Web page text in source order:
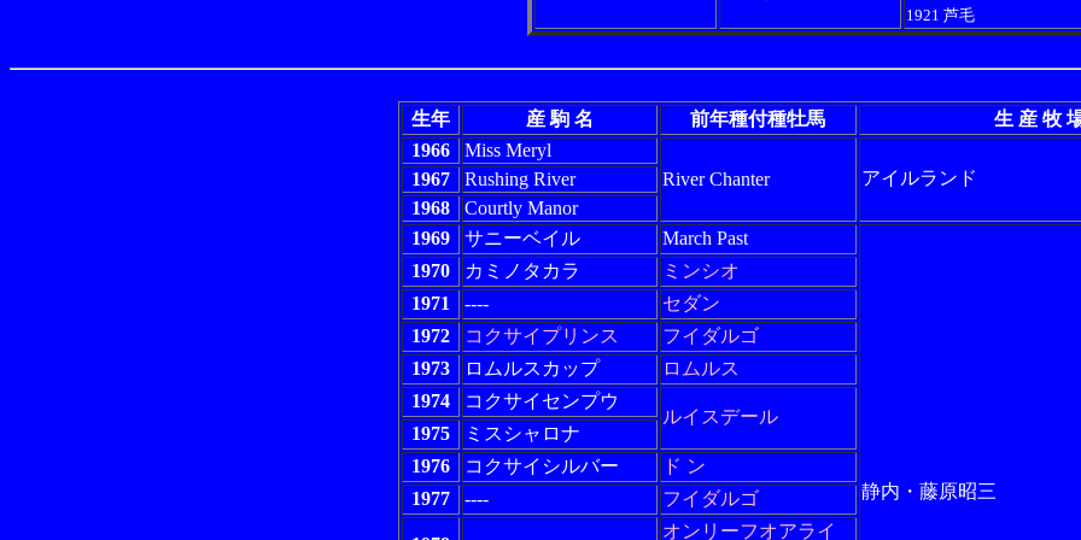
1921 芦毛
生年 産 駒 名 前年種付種牡馬
生 産 牧
1966
Miss Meryl
River Chanter
アイルランド
1967
Rushing River
1968
Courtly Manor
1969
サニーベイル March Past
静内・藤原昭三
1970 カミノタカラ
ミンシオ
1971
----
セダン
1972
コクサイプリンス
フイダルゴ
1973
ロムルスカップ
ロムルス
1974
コクサイセンプウ
ルイスデール
1975
ミスシャロナ
1976
コクサイシルバー
ド ン
1977
---- フイダルゴ
オンリーフオアライ